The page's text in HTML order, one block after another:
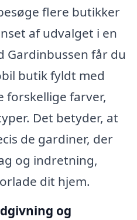
flere butikker
af udvalget i en
Gardinbussen får du
butik fyldt med
forskellige farver,
Det betyder, at
de gardiner, der
og indretning,
dit hjem.
og